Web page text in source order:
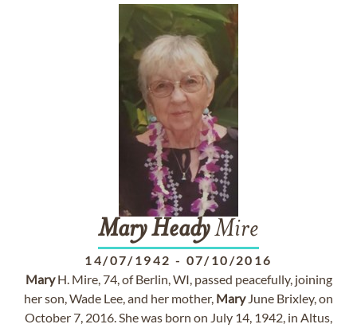
MaryHeadyMire
14/07/1942 - 07/10/2016
MaryH. Mire, 74, of Berlin, WI, passed peacefully, joining
her son, Wade Lee, and her mother, MaryJune Brixley, on
October 7, 2016. She was born on July 14, 1942, in Altus,